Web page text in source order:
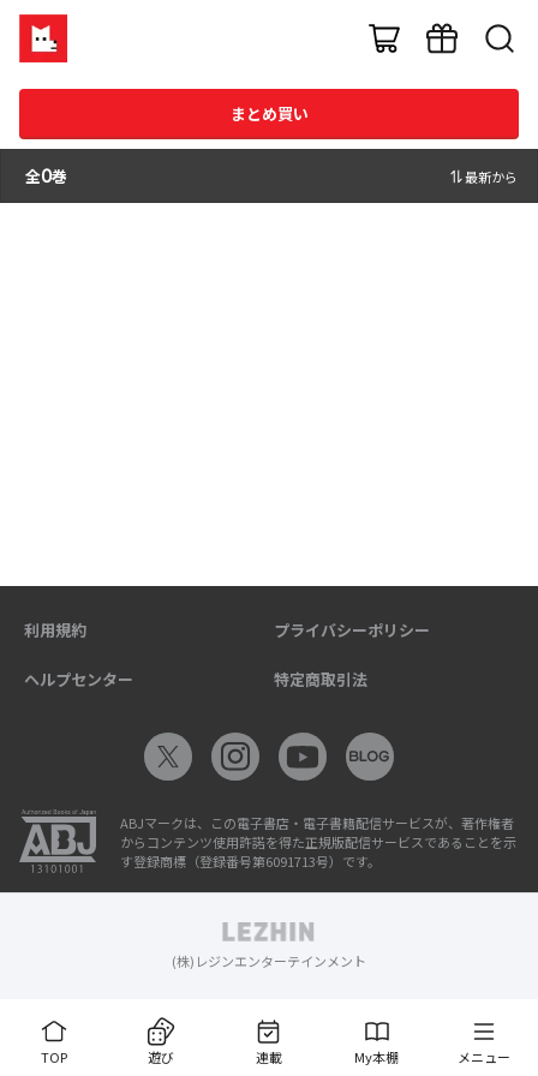
まとめ買い
全0巻 最新から
TOP 遊び 連載 My本棚 メニュー
利用規約 プライバシーポリシー
ヘルプセンター 特定商取引法
ABJマークは、この電子書店・電子書籍配信サービスが、著作権者
からコンテンツ使用許諾を得た正規版配信サービスであることを示
す登録商標（登録番号第6091713号）です。
(株)レジンエンターテインメント